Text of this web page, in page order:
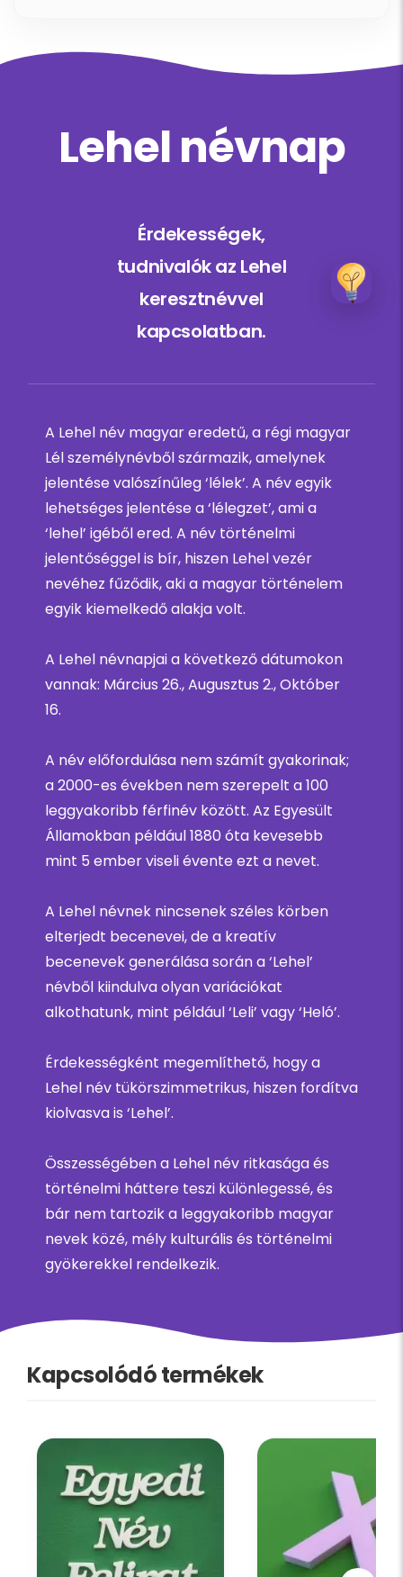
Lehel névnap
Érdekességek,
tudnivalók az Lehel
keresztnévvel
kapcsolatban.
A Lehel név magyar eredetű, a régi magyar
Lél személynévből származik, amelynek
jelentése valószínűleg ‘lélek’. A név egyik
lehetséges jelentése a ‘lélegzet’, ami a
‘lehel’ igéből ered. A név történelmi
jelentőséggel is bír, hiszen Lehel vezér
nevéhez fűződik, aki a magyar történelem
egyik kiemelkedő alakja volt.
A Lehel névnapjai a következő dátumokon
vannak: Március 26., Augusztus 2., Október
16.
A név előfordulása nem számít gyakorinak;
a 2000-es években nem szerepelt a 100
leggyakoribb férfinév között. Az Egyesült
Államokban például 1880 óta kevesebb
mint 5 ember viseli évente ezt a nevet.
A Lehel névnek nincsenek széles körben
elterjedt becenevei, de a kreatív
becenevek generálása során a ‘Lehel’
névből kiindulva olyan variációkat
alkothatunk, mint például ‘Leli’ vagy ‘Heló’.
Érdekességként megemlíthető, hogy a
Lehel név tükörszimmetrikus, hiszen fordítva
kiolvasva is ‘Lehel’.
Összességében a Lehel név ritkasága és
történelmi háttere teszi különlegessé, és
bár nem tartozik a leggyakoribb magyar
nevek közé, mély kulturális és történelmi
gyökerekkel rendelkezik.
Kapcsolódó termékek